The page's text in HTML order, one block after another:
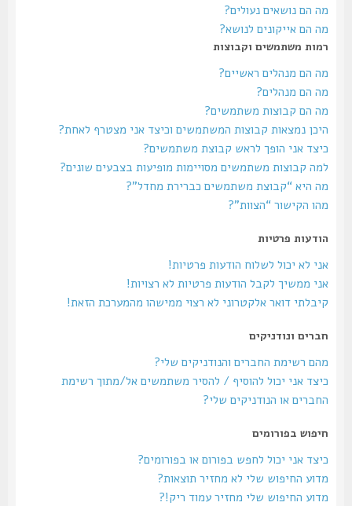
מה הם נושאים נעולים?
מה הם אייקונים לנושא?
רמות משתמשים וקבוצות
מה הם מנהלים ראשיים?
מה הם מנהלים?
מה הם קבוצות משתמשים?
היכן נמצאות קבוצות המשתמשים וכיצד אני מצטרף לאחת?
כיצד אני הופך לראש קבוצת משתמשים?
למה קבוצות משתמשים מסויימות מופיעות בצבעים שונים?
מה היא “קבוצת משתמשים כברירת מחדל”?
מהו הקישור “הצוות”?
הודעות פרטיות
אני לא יכול לשלוח הודעות פרטיות!
אני ממשיך לקבל הודעות פרטיות לא רצויות!
קיבלתי דואר אלקטרוני לא רצוי ממישהו מהמערכת הזאת!
חברים ונודניקים
מהם רשימת החברים והנודניקים שלי?
כיצד אני יכול להוסיף / להסיר משתמשים אל/מתוך רשימת
החברים או הנודניקים שלי?
חיפוש בפורומים
כיצד אני יכול לחפש בפורום או בפורומים?
מדוע החיפוש שלי לא מחזיר תוצאות?
מדוע החיפוש שלי מחזיר עמוד ריק!?